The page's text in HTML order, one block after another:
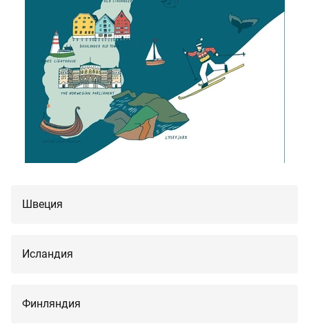
Швеция
Исландия
Финляндия